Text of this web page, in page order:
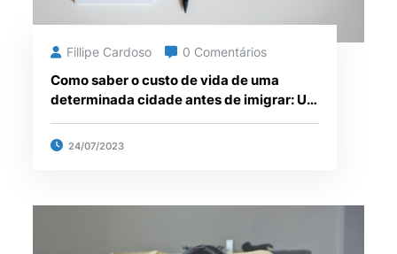
Fillipe Cardoso 0 Comentários
Como saber o custo de vida de uma
determinada cidade antes de imigrar: Um
24/07/2023